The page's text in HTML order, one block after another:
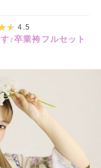
4.5
♪卒業袴フルセット